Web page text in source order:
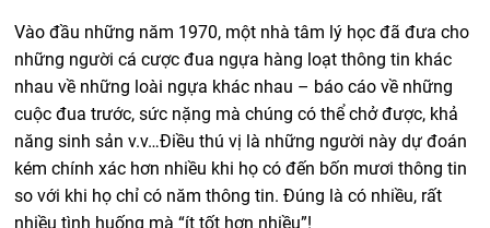
Vào đầu những năm 1970, một nhà tâm lý học đã đưa cho
những người cá cược đua ngựa hàng loạt thông tin khác
nhau về những loài ngựa khác nhau – báo cáo về những
cuộc đua trước, sức nặng mà chúng có thể chở được, khả
năng sinh sản v.v…Điều thú vị là những người này dự đoán
kém chính xác hơn nhiều khi họ có đến bốn mươi thông tin
so với khi họ chỉ có năm thông tin. Đúng là có nhiều, rất
nhiều tình huống mà “ít tốt hơn nhiều”!